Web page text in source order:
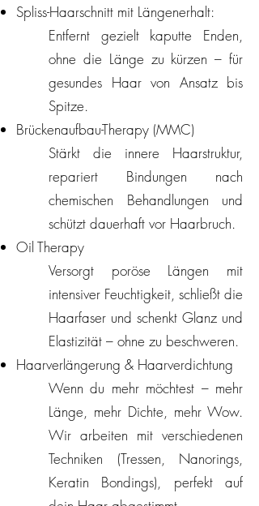
Spliss-Haarschnitt mit Längenerhalt:
Entfernt gezielt kaputte Enden,
ohne die Länge zu kürzen – für
gesundes Haar von Ansatz bis
Spitze.
Brückenaufbau-Therapy (MMC)
Stärkt die innere Haarstruktur,
repariert Bindungen nach
chemischen Behandlungen und
schützt dauerhaft vor Haarbruch.
Oil Therapy
Versorgt poröse Längen mit
intensiver Feuchtigkeit, schließt die
Haarfaser und schenkt Glanz und
Elastizität – ohne zu beschweren.
Haarverlängerung & Haarverdichtung
Wenn du mehr möchtest – mehr
Länge, mehr Dichte, mehr Wow.
Wir arbeiten mit verschiedenen
Techniken (Tressen, Nanorings,
Keratin Bondings), perfekt auf